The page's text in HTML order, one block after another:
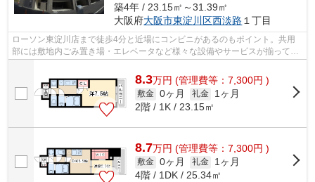
築4年 / 23.15㎡～31.39㎡
大阪府大阪市東淀川区西淡路 １丁目
ローソン東淀川店まで徒歩4分と近場にコンビニがあるのもポイント。共用
部には敷地内ごみ置き場・エレベータなど様々な設備やサービスが揃ってい
るので便利です。防犯対策もバッチリな...
8.3万円 (管理費等：7,300円 )
敷金 0ヶ月 礼金
1ヶ月
2階 / 1K / 23.15㎡
8.7万円 (管理費等：7,300円 )
敷金 0ヶ月 礼金
1ヶ月
4階 / 1DK / 25.34㎡